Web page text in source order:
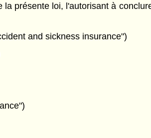
présente loi, l'autorisant à
and sickness insurance")